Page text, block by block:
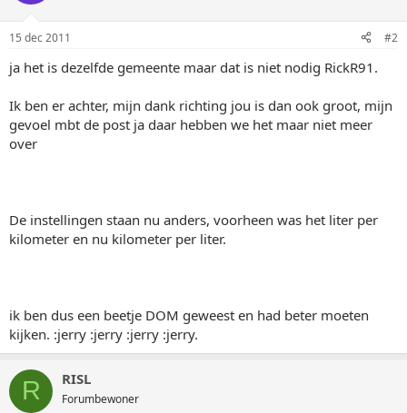
15 dec 2011 #2
ja het is dezelfde gemeente maar dat is niet nodig RickR91.
Ik ben er achter, mijn dank richting jou is dan ook groot, mijn
gevoel mbt de post ja daar hebben we het maar niet meer
over
De instellingen staan nu anders, voorheen was het liter per
kilometer en nu kilometer per liter.
ik ben dus een beetje DOM geweest en had beter moeten
kijken. :jerry :jerry :jerry :jerry.
R RISL
Forumbewoner